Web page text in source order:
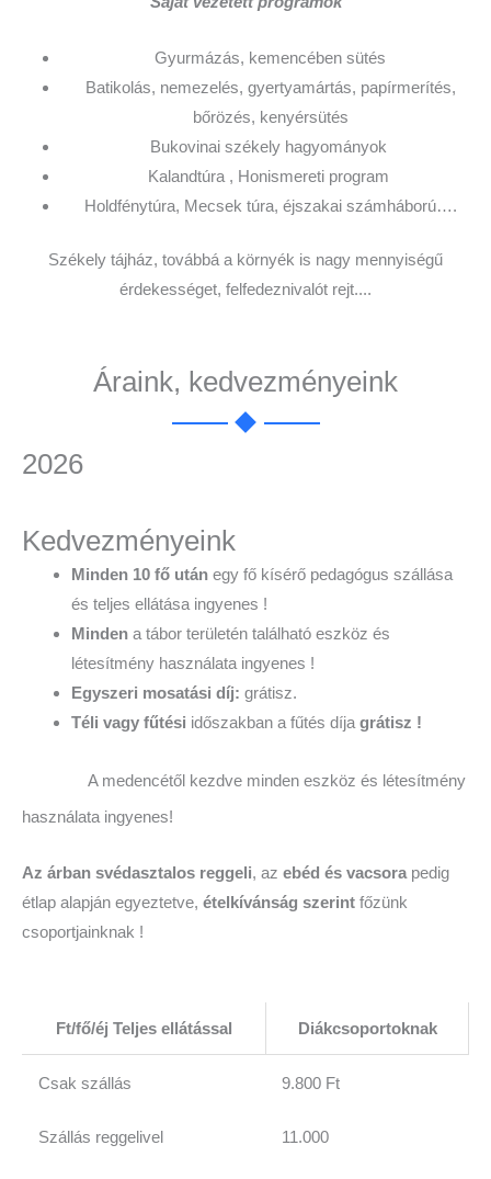
Gyurmázás, kemencében sütés
Batikolás, nemezelés, gyertyamártás, papírmerítés,
bőrözés, kenyérsütés
Bukovinai székely hagyományok
Kalandtúra , Honismereti program
Holdfénytúra, Mecsek túra, éjszakai számháború….
Székely tájház, továbbá a környék is nagy mennyiségű
érdekességet, felfedeznivalót rejt....
Áraink, kedvezményeink
2026
Kedvezményeink
Minden 10 fő után egy fő kísérő pedagógus szállása
és teljes ellátása ingyenes !
Minden a tábor területén található eszköz és
létesítmény használata ingyenes !
Egyszeri mosatási díj: grátisz.
Téli vagy fűtési időszakban a fűtés díja grátisz !
A medencétől kezdve minden eszköz és létesítmény
használata ingyenes!
Az árban svédasztalos reggeli, az ebéd és vacsora pedig
étlap alapján egyeztetve, ételkívánság szerint főzünk
csoportjainknak !
Ft/fő/éj Teljes ellátással Diákcsoportoknak
Csak szállás 9.800 Ft
Szállás reggelivel 11.000